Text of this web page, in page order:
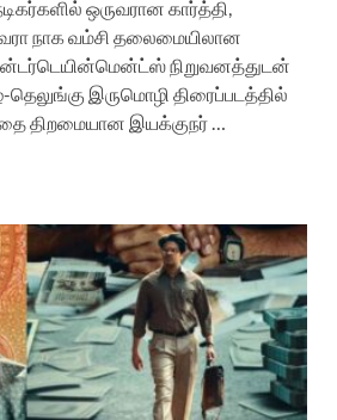
ஒருவரான கார்த்தி,
நாக வம்சி தலைமையிலான
என்டர்டெயின்மென்ட்ஸ் நிறுவனத்துடன்
தெலுங்கு இருமொழி திரைப்படத்தில்
திறமையான இயக்குநர் …